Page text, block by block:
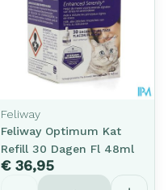
Feliway
Feliway Optimum Kat
Refill 30 Dagen Fl 48ml
€ 36,95
Aantal